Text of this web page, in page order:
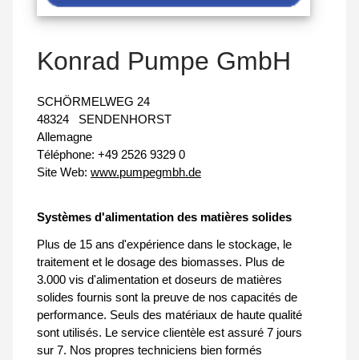
Konrad Pumpe GmbH
SCHÖRMELWEG 24
48324
SENDENHORST
Allemagne
Téléphone: +49 2526 9329 0
Site Web: www.pumpegmbh.de
Systèmes d'alimentation des matières solides
Plus de 15 ans d'expérience dans le stockage, le
traitement et le dosage des biomasses. Plus de
3.000 vis d'alimentation et doseurs de matières
solides fournis sont la preuve de nos capacités de
performance. Seuls des matériaux de haute qualité
sont utilisés. Le service clientèle est assuré 7 jours
sur 7. Nos propres techniciens bien formés